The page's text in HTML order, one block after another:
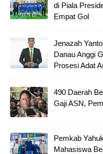
di Piala
Empat Gol
Jenazah
Danau Anggi
Prosesi Adat
490 Daerah
Gaji ASN,
Pemkab
Mahasiswa